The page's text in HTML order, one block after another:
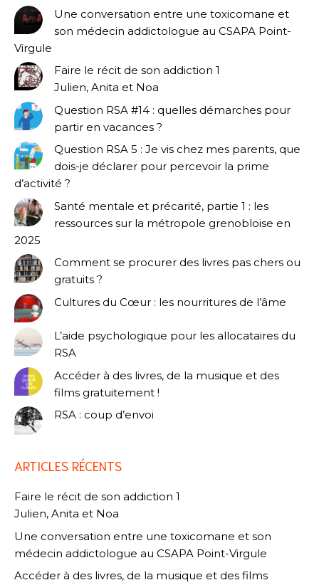
Une conversation entre une toxicomane et
son médecin addictologue au CSAPA Point-
Virgule
Faire le récit de son addiction 1
Julien, Anita et Noa
Question RSA #14 : quelles démarches pour
partir en vacances ?
Question RSA 5 : Je vis chez mes parents, que
dois-je déclarer pour percevoir la prime
d’activité ?
Santé mentale et précarité, partie 1 : les
ressources sur la métropole grenobloise en
2025
Comment se procurer des livres pas chers ou
gratuits ?
Cultures du Cœur : les nourritures de l’âme
L’aide psychologique pour les allocataires du
RSA
Accéder à des livres, de la musique et des
films gratuitement !
RSA : coup d’envoi
ARTICLES RÉCENTS
Faire le récit de son addiction 1
Julien, Anita et Noa
Une conversation entre une toxicomane et son
médecin addictologue au CSAPA Point-Virgule
Accéder à des livres, de la musique et des films